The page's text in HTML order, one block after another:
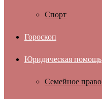
Спорт
Гороскоп
Юридическая помощь
Семейное право